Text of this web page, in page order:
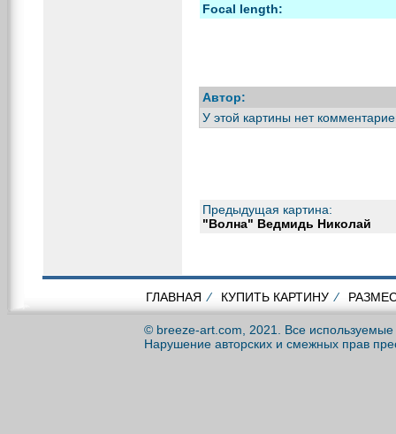
Focal length:
Автор:
У этой картины нет
Предыдущая картина:
"Волна" Ведмидь Николай
ГЛАВНАЯ ⁄ КУПИТЬ КАРТИНУ⁄
© breeze-art.com, 2021. Все
Нарушение авторских и смежных прав